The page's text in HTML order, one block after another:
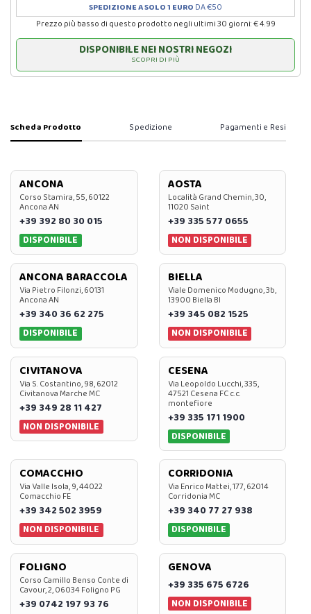
SPEDIZIONE A SOLO 1 EURO DA €50
Prezzo più basso di questo prodotto negli ultimi 30 giorni: € 4.99
DISPONIBILE NEI NOSTRI NEGOZI
SCOPRI DI PIÙ
Scheda Prodotto Spedizione Pagamenti e Resi
ANCONA
Corso Stamira, 55, 60122
Ancona AN
+39 392 80 30 015
DISPONIBILE
AOSTA
Località Grand Chemin, 30,
11020 Saint
+39 335 577 0655
NON DISPONIBILE
ANCONA BARACCOLA
Via Pietro Filonzi, 60131
Ancona AN
+39 340 36 62 275
DISPONIBILE
BIELLA
Viale Domenico Modugno, 3b,
13900 Biella BI
+39 345 082 1525
NON DISPONIBILE
CIVITANOVA
Via S. Costantino, 98, 62012
Civitanova Marche MC
+39 349 28 11 427
NON DISPONIBILE
CESENA
Via Leopoldo Lucchi, 335,
47521 Cesena FC c.c.
montefiore
+39 335 171 1900
DISPONIBILE
COMACCHIO
Via Valle Isola, 9, 44022
Comacchio FE
+39 342 502 3959
NON DISPONIBILE
CORRIDONIA
Via Enrico Mattei, 177, 62014
Corridonia MC
+39 340 77 27 938
DISPONIBILE
FOLIGNO
Corso Camillo Benso Conte di
Cavour, 2, 06034 Foligno PG
+39 0742 197 93 76
GENOVA
+39 335 675 6726
NON DISPONIBILE